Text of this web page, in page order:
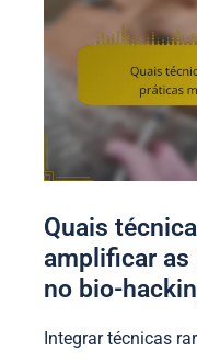
Quais
amplificar as
no bio-
Integrar técnicas